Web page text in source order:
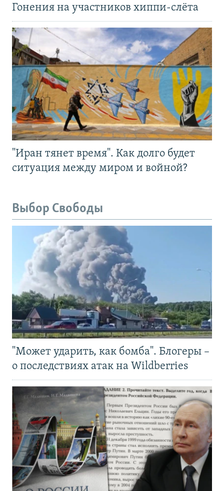
Гонения на участников хиппи-слёта
"Иран тянет время". Как долго будет
ситуация между миром и войной?
Выбор Свободы
"Может ударить, как бомба". Блогеры –
о последствиях атак на Wildberries